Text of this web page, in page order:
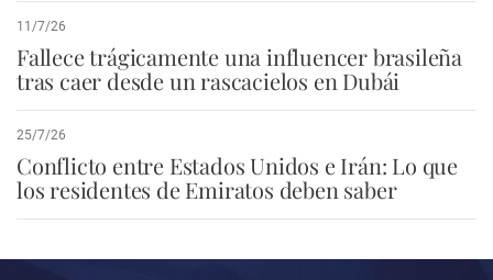
11/7/26
Fallece trágicamente una influencer brasileña
tras caer desde un rascacielos en Dubái
25/7/26
Conflicto entre Estados Unidos e Irán: Lo que
los residentes de Emiratos deben saber